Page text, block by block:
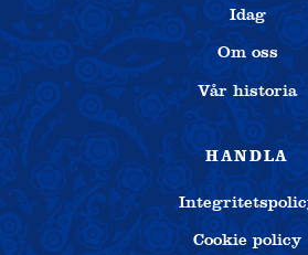
Idag
Om oss
Vår historia
HANDLA
Cookie policy